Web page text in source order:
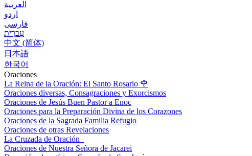
العربية
اردو
فارسی
עִברִית
中文 (简体)
日本語
한국어
Oraciones
La Reina de la Oración: El Santo Rosario 🌹
Oraciones diversas, Consagraciones y Exorcismos
Oraciones de Jesús Buen Pastor a Enoc
Oraciones para la Preparación Divina de los Corazones
Oraciones de la Sagrada Familia Refugio
Oraciones de otras Revelaciones
La Cruzada de Oración
Oraciones de Nuestra Señora de Jacarei